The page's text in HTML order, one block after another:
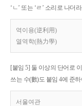
‘ㄴ’ 또는 ‘ㄹ’ 소리로 나더
역이용(逆利用)
열역학(熱力學)
[붙임 5] 둘 이상의 단어로
쓰는 수(數)도 붙임 4에 준
서울여관